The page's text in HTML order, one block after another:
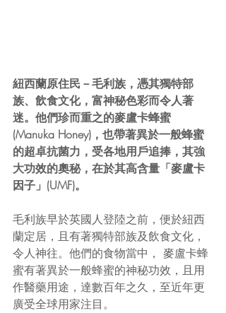
紐西蘭原住民－毛利族，憑其獨特部
族、飲食文化，富神秘色彩而令人著
迷。他們珍而重之的麥盧卡蜂蜜
(Manuka Honey)，也帶著異於一般蜂蜜
的超卓抗菌力，受各地用戶追捧，其強
大功效的奧秘，在於其高含量「麥盧卡
因子」(UMF)。
毛利族早於英國人登陸之前，便於紐西
蘭定居，且有著獨特部族及飲食文化，
令人神往。他們的食物當中， 麥盧卡蜂
蜜有著異於一般蜂蜜的神秘功效，且用
作醫藥用途，達數百年之久，至近年更
廣受全球用家注目。